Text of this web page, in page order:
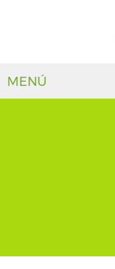
MENÚ